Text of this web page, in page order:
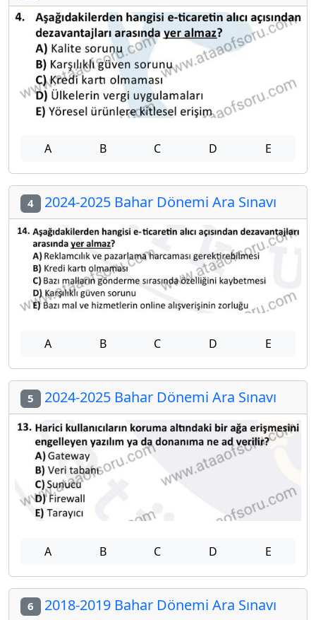
A B C D E
4 2024-2025 Bahar Dönemi Ara Sınavı
A B C D E
5 2024-2025 Bahar Dönemi Ara Sınavı
A B C D E
6 2018-2019 Bahar Dönemi Ara Sınavı